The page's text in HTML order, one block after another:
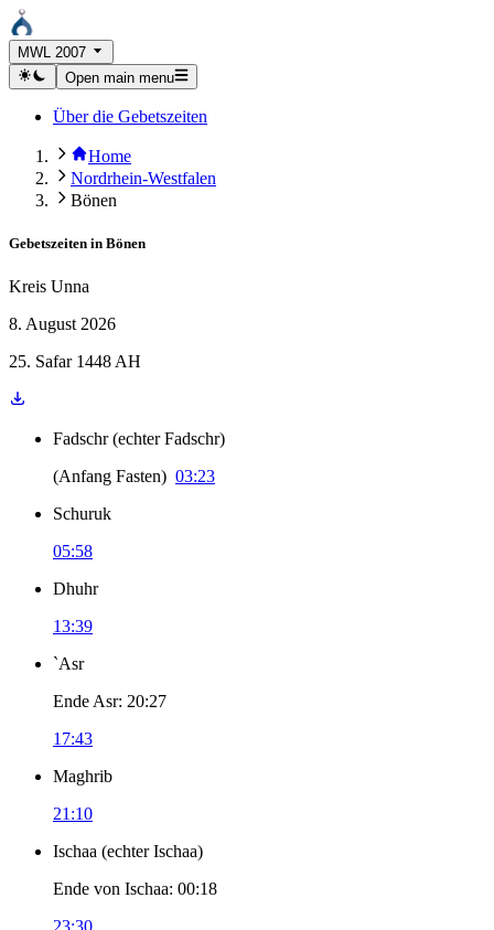
MWL 2007
Open main menu
Über die Gebetszeiten
Home
Nordrhein-Westfalen
Bönen
Gebetszeiten in Bönen
Kreis Unna
8. August 2026
25. Safar 1448 AH
Fadschr (echter Fadschr)
(Anfang Fasten) 03:23
Schuruk
05:58
Dhuhr
13:39
`Asr
Ende Asr: 20:27
17:43
Maghrib
21:10
Ischaa (echter Ischaa)
Ende von Ischaa: 00:18
23:30